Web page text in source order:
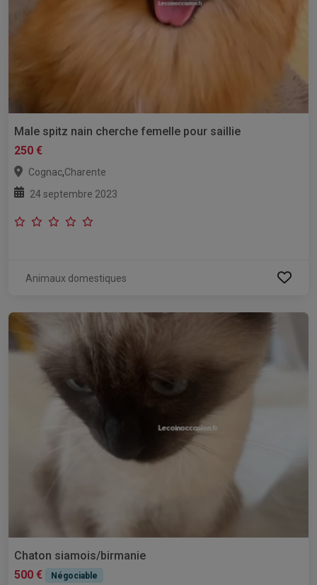
Male spitz nain cherche femelle pour saillie
250 €
Cognac,Charente
24 septembre 2023
Animaux domestiques
Chaton siamois/birmanie
500 €
Négociable